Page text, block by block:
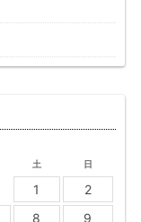
土 日
1
2
8
9